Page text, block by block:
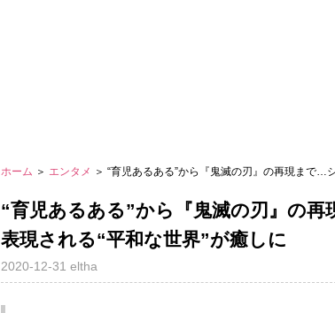
ホーム ＞ エンタメ ＞ “育児あるある”から『鬼滅の刃』の再現まで…
“育児あるある”から『鬼滅の刃』の
表現される“平和な世界”が癒しに
2020-12-31 eltha